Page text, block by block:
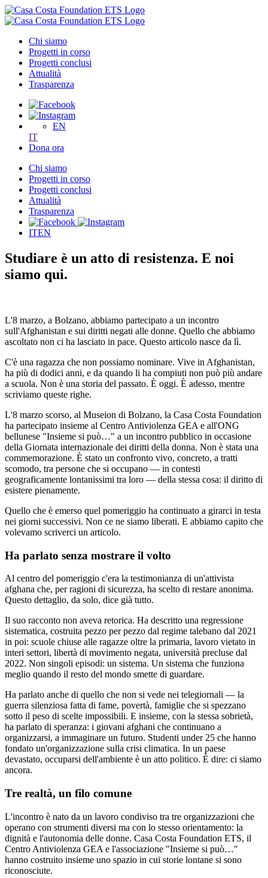
Chi siamo
Progetti in corso
Progetti conclusi
Attualità
Trasparenza
EN
IT
Dona ora
Chi siamo
Progetti in corso
Progetti conclusi
Attualità
Trasparenza
ITEN
Studiare è un atto di resistenza. E noi
siamo qui.
L'8 marzo, a Bolzano, abbiamo partecipato a un incontro
sull'Afghanistan e sui diritti negati alle donne. Quello che abbiamo
ascoltato non ci ha lasciato in pace. Questo articolo nasce da lì.
C'è una ragazza che non possiamo nominare. Vive in Afghanistan,
ha più di dodici anni, e da quando li ha compiuti non può più andare
a scuola. Non è una storia del passato. È oggi. È adesso, mentre
scriviamo queste righe.
L'8 marzo scorso, al Museion di Bolzano, la Casa Costa Foundation
ha partecipato insieme al Centro Antiviolenza GEA e all'ONG
bellunese "Insieme si può…" a un incontro pubblico in occasione
della Giornata internazionale dei diritti della donna. Non è stata una
commemorazione. È stato un confronto vivo, concreto, a tratti
scomodo, tra persone che si occupano — in contesti
geograficamente lontanissimi tra loro — della stessa cosa: il diritto di
esistere pienamente.
Quello che è emerso quel pomeriggio ha continuato a girarci in testa
nei giorni successivi. Non ce ne siamo liberati. E abbiamo capito che
volevamo scriverci un articolo.
Ha parlato senza mostrare il volto
Al centro del pomeriggio c'era la testimonianza di un'attivista
afghana che, per ragioni di sicurezza, ha scelto di restare anonima.
Questo dettaglio, da solo, dice già tutto.
Il suo racconto non aveva retorica. Ha descritto una regressione
sistematica, costruita pezzo per pezzo dal regime talebano dal 2021
in poi: scuole chiuse alle ragazze oltre la primaria, lavoro vietato in
interi settori, libertà di movimento negata, università precluse dal
2022. Non singoli episodi: un sistema. Un sistema che funziona
meglio quando il resto del mondo smette di guardare.
Ha parlato anche di quello che non si vede nei telegiornali — la
guerra silenziosa fatta di fame, povertà, famiglie che si spezzano
sotto il peso di scelte impossibili. E insieme, con la stessa sobrietà,
ha parlato di speranza: i giovani afghani che continuano a
organizzarsi, a immaginare un futuro. Studenti under 25 che hanno
fondato un'organizzazione sulla crisi climatica. In un paese
devastato, occuparsi dell'ambiente è un atto politico. È dire: ci siamo
ancora.
Tre realtà, un filo comune
L'incontro è nato da un lavoro condiviso tra tre organizzazioni che
operano con strumenti diversi ma con lo stesso orientamento: la
dignità e l'autonomia delle donne. Casa Costa Foundation ETS, il
Centro Antiviolenza GEA e l'associazione "Insieme si può…"
hanno costruito insieme uno spazio in cui storie lontane si sono
riconosciute.